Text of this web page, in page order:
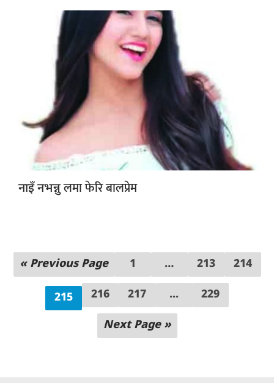
नाइँ नभन्नुलमा फेरि बालप्रेम
« Previous Page 1 … 213 214
215 216 217 ... 229
Next Page »